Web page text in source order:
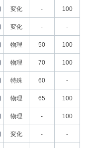
変化 - 100
変化 - -
物理 50 100
物理 70 100
特殊 60 -
物理 65 100
物理 - 100
変化 - -